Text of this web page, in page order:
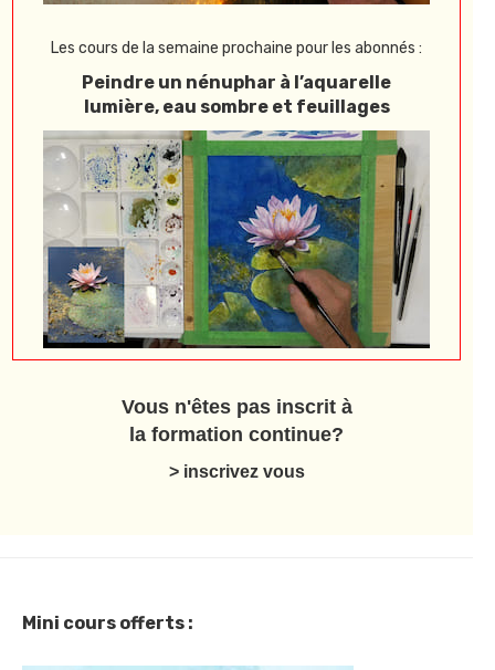
Les cours de la semaine prochaine pour les abonnés :
Peindre un nénuphar à l’aquarelle
lumière, eau sombre et feuillages
Vous n'êtes pas inscrit à
la formation continue?
> inscrivez vous
Mini cours offerts :